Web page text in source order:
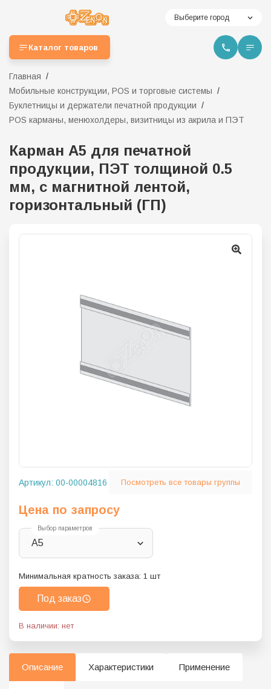
Выберите город
Каталог товаров
Главная
Мобильные конструкции, POS и торговые системы
Буклетницы и держатели печатной продукции
POS карманы, менюхолдеры, визитницы из акрила и ПЭТ
Карман А5 для печатной
продукции, ПЭТ толщиной 0.5
мм, с магнитной лентой,
горизонтальный (ГП)
Артикул: 00-00004816 Посмотреть все товары группы
Цена по запросу
Выбор параметров
А5
Минимальная кратность заказа: 1 шт
Под заказ
В наличии: нет
Описание Характеристики Применение